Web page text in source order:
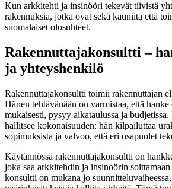
Kun arkkitehti ja insinööri tekevät tiivistä
rakennuksia, jotka ovat sekä kauniita että
suomalaiset olosuhteet.
Rakennuttajakonsultti –
ja yhteyshenkilö
Rakennuttajakonsultti toimii rakennuttajan
Hänen tehtävänään on varmistaa, että
mukaisesti, pysyy aikataulussa ja
hallitsee kokonaisuuden: hän kilpailuttaa
sopimuksista ja valvoo, että eri osapuolet
Käytännössä rakennuttajakonsultti on
joka saa arkkitehdin ja insinöörin soittamaan
konsultti on mukana jo